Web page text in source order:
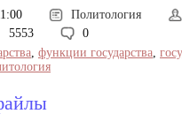
Политология
5553
0
, функции государства,